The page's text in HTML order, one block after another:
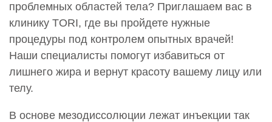
проблемных областей тела? Приглашаем вас в
клинику TORI, где вы пройдете нужные
процедуры под контролем опытных врачей!
Наши специалисты помогут избавиться от
лишнего жира и вернут красоту вашему лицу или
телу.
В основе мезодиссолюции лежат инъекции так